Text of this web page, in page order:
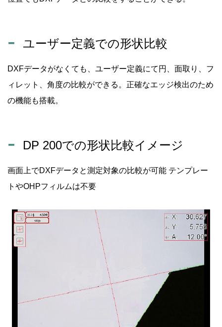
ユーザー定義での形状比較
DXFデータがなくても、ユーザー定義にて円、面取り、フ
ィレット、角度の比較ができる。正確なエッジ検出のため
の機能も搭載。
DP 200での形状比較イメージ
画面上でDXFデータと測定対象の比較が可能 テンプレー
トやOHPフィルムは不要